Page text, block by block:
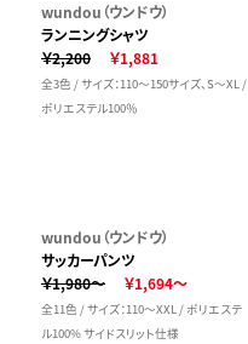
wundou（ウンドウ）
ランニングシャツ
￥2,200
￥1,881
全3色 / サイズ：110～150サイズ、S～XL /
ポリエステル100％
wundou（ウンドウ）
サッカーパンツ
￥1,980～
￥1,694～
全11色 / サイズ：110～XXL / ポリエステ
ル100% サイドスリット仕様